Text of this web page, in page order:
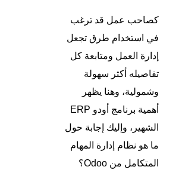
كصاحب عمل قد ترغب
في استخدام طرق تجعل
إدارة العمل ومتابعة كل
تفاصيله أكثر سهولة
وشمولية، وهنا يظهر
أهمية برنامج أودو ERP
الشهير، وإليك إجابة حول
ما هو نظام إدارة المهام
المتكامل من Odoo؟